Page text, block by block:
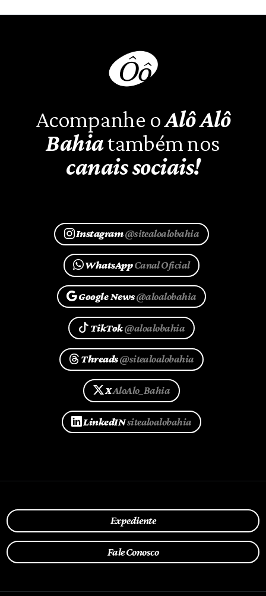
Acompanhe oAlô Alô
Bahiatambém nos
canais sociais!
Instagram@sitealoalobahia
WhatsAppCanal Oficial
Google News@aloalobahia
TikTok@aloalobahia
Threads@sitealoalobahia
XAloAlo_Bahia
LinkedINsitealoalobahia
Expediente
Fale Conosco